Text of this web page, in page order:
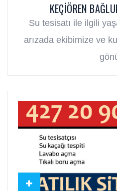
KEÇIÖREN
Su tesisatı ile ilgili
arızada ekibimize ve